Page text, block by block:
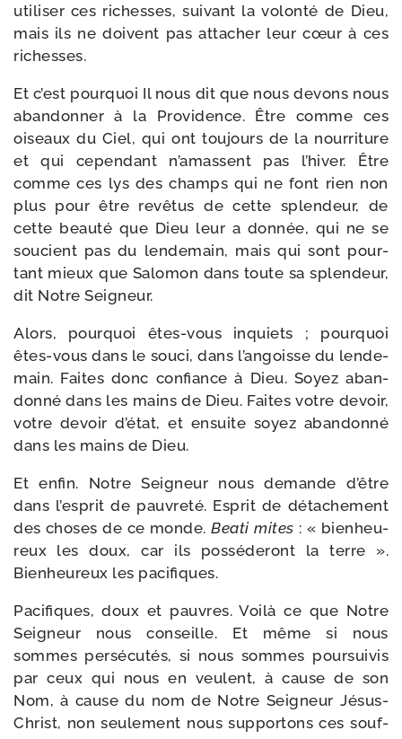
uti­li­ser ces richesses, sui­vant la volon­té de Dieu,
mais ils ne doivent pas atta­cher leur cœur à ces
richesses.
Et c’est pour­quoi Il nous dit que nous devons nous
aban­don­ner à la Providence. Être comme ces
oiseaux du Ciel, qui ont tou­jours de la nour­ri­ture
et qui cepen­dant n’amassent pas l’hiver. Être
comme ces lys des champs qui ne font rien non
plus pour être revê­tus de cette splen­deur, de
cette beau­té que Dieu leur a don­née, qui ne se
sou­cient pas du len­de­main, mais qui sont pour­
tant mieux que Salomon dans toute sa splen­deur,
dit Notre Seigneur.
Alors, pour­quoi êtes-​vous inquiets ; pour­quoi
êtes-​vous dans le sou­ci, dans l’angoisse du len­de­
main. Faites donc confiance à Dieu. Soyez aban­
don­né dans les mains de Dieu. Faites votre devoir,
votre devoir d’état, et ensuite soyez aban­don­né
dans les mains de Dieu.
Et enfin. Notre Seigneur nous demande d’être
dans l’esprit de pau­vre­té. Esprit de déta­che­ment
des choses de ce monde.Beati mites : « bien­heu­
reux les doux, car ils pos­sé­de­ront la terre ».
Bienheureux les pacifiques.
Pacifiques, doux et pauvres. Voilà ce que Notre
Seigneur nous conseille. Et même si nous
sommes per­sé­cu­tés, si nous sommes pour­sui­vis
par ceux qui nous en veulent, à cause de son
Nom, à cause du nom de Notre Seigneur Jésus-​
Christ, non seule­ment nous sup­por­tons ces souf­